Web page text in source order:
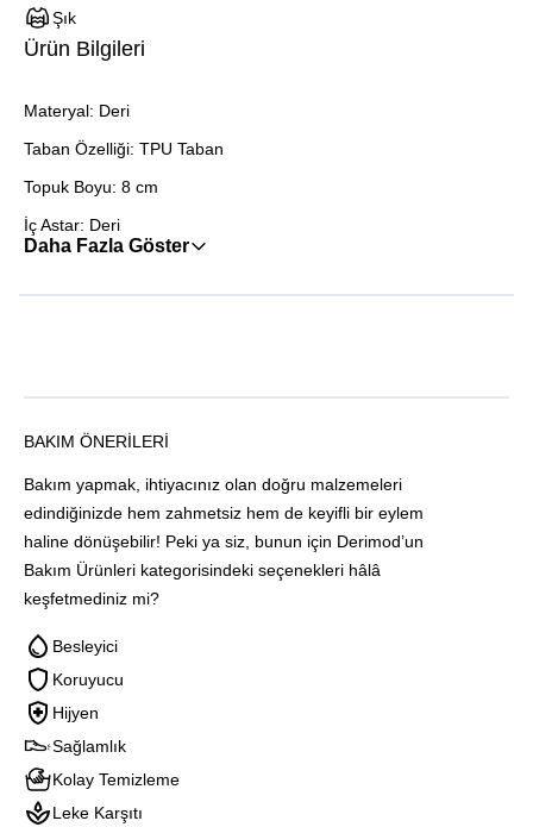
Şık
Ürün Bilgileri
Materyal: Deri
Taban Özelliği: TPU Taban
Topuk Boyu: 8 cm
İç Astar: Deri
Daha Fazla Göster
BAKIM ÖNERILERI
Bakım yapmak, ihtiyacınız olan doğru malzemeleri
edindiğinizde hem zahmetsiz hem de keyifli bir eylem
haline dönüşebilir! Peki ya siz, bunun için Derimod’un
Bakım Ürünleri kategorisindeki seçenekleri hâlâ
keşfetmediniz mi?
Besleyici
Koruyucu
Hijyen
Sağlamlık
Kolay Temizleme
Leke Karşıtı